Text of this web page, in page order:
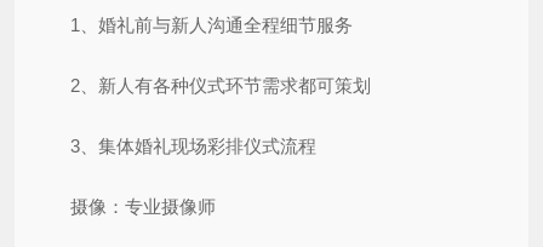
1、婚礼前与新人沟通全程细节服务
2、新人有各种仪式环节需求都可策划
3、集体婚礼现场彩排仪式流程
摄像：专业摄像师